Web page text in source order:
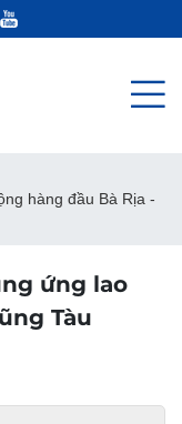
hàng đầu Bà Rịa -
ứng lao
Tàu